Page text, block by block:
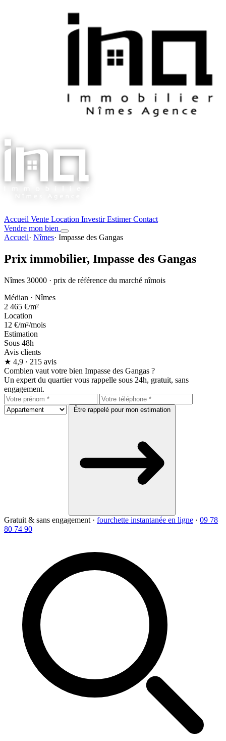
Accueil Vente Location InvestirEstimerContact
Vendre mon bien
Accueil· Nîmes· Impasse des Gangas
Prix immobilier, Impasse des Gangas
Nîmes 30000 · prix de référence du marché nîmois
Médian · Nîmes
2 465 €/m²
Location
12 €/m²/mois
Estimation
Sous 48h
Avis clients
★ 4,9 · 215 avis
Combien vaut votre bien Impasse des Gangas ?
Un expert du quartier vous rappelle sous 24h, gratuit, sans
engagement.
Être rappelé pour mon estimation
Gratuit & sans engagement · fourchette instantanée en ligne · 09 78
80 74 90